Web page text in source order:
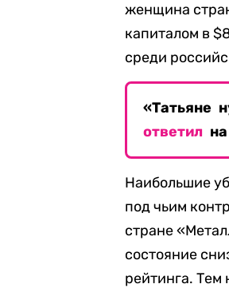
женщина
капиталом в
среди
«Татьяне
ответил
Наибольшие
под чьим
стране
состояние
рейтинга. Тем